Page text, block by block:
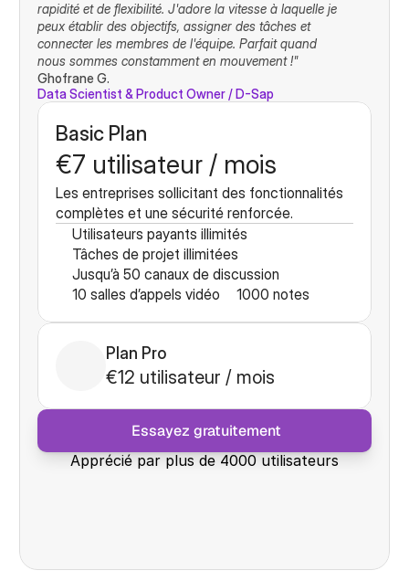
rapidité et de flexibilité. J'adore la vitesse à laquelle je
peux établir des objectifs, assigner des tâches et
connecter les membres de l'équipe. Parfait quand
nous sommes constamment en mouvement !"
Ghofrane G.
Data Scientist & Product Owner / D-Sap
Basic Plan
€7 utilisateur / mois
Les entreprises sollicitant des fonctionnalités
complètes et une sécurité renforcée.
Utilisateurs payants illimités
Tâches de projet illimitées
Jusqu’à 50 canaux de discussion
10 salles d’appels vidéo
1000 notes
Plan Pro
€12 utilisateur / mois
Essayez gratuitement
Apprécié par plus de 4000 utilisateurs